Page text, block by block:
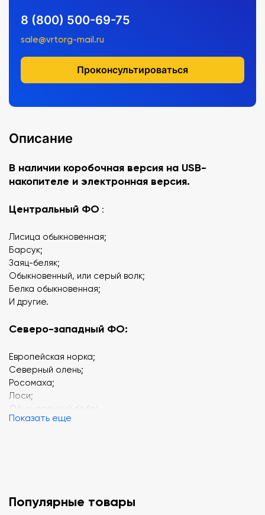
8 (800) 500-69-75
sale@vrtorg-mail.ru
Проконсультироваться
Описание
В наличии коробочная версия на USB-
накопителе и электронная версия.
Центральный ФО :
Лисица обыкновенная;
Барсук;
Заяц-беляк;
Обыкновенный, или серый волк;
Белка обыкновенная;
И другие.
Северо-западный ФО:
Европейская норка;
Северный олень;
Росомаха;
Лоси;
Обыкновенный бобр;
И другие.
Ушастый еж;
Показать еще
Популярные товары